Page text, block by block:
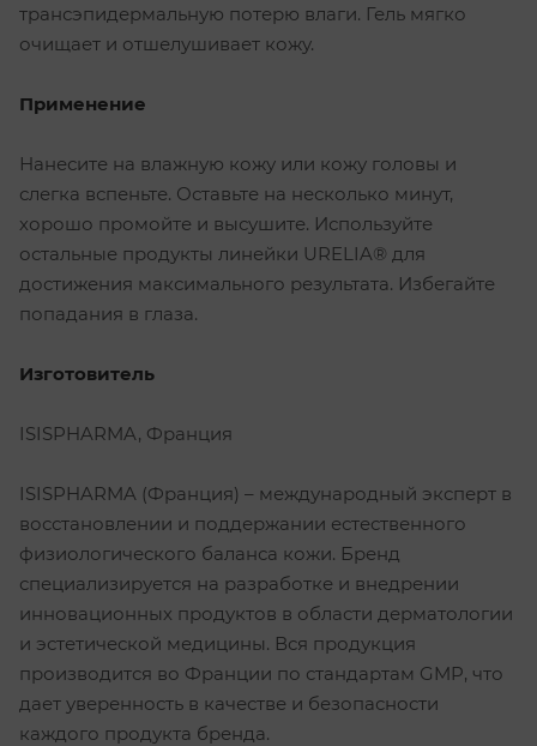
трансэпидермальную потерю влаги. Гель мягко
очищает и отшелушивает кожу.
Применение
Нанесите на влажную кожу или кожу головы и
слегка вспеньте. Оставьте на несколько минут,
хорошо промойте и высушите. Используйте
остальные продукты линейки URELIA® для
достижения максимального результата. Избегайте
попадания в глаза.
Изготовитель
ISISPHARMA, Франция
ISISPHARMA (Франция) – международный эксперт в
восстановлении и поддержании естественного
физиологического баланса кожи. Бренд
специализируется на разработке и внедрении
инновационных продуктов в области дерматологии
и эстетической медицины. Вся продукция
производится во Франции по стандартам GMP, что
дает уверенность в качестве и безопасности
каждого продукта бренда.